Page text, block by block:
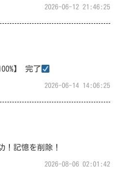
2026-06-12 21:46:25
】 完了
2026-06-14 14:06:25
！記憶を削除！
2026-08-06 02:01:42